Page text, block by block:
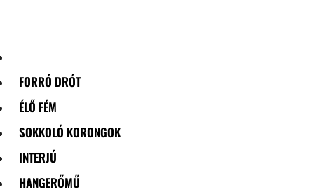
FORRÓ DRÓT
ÉLŐ FÉM
SOKKOLÓ KORONGOK
INTERJÚ
HANGERŐMŰ